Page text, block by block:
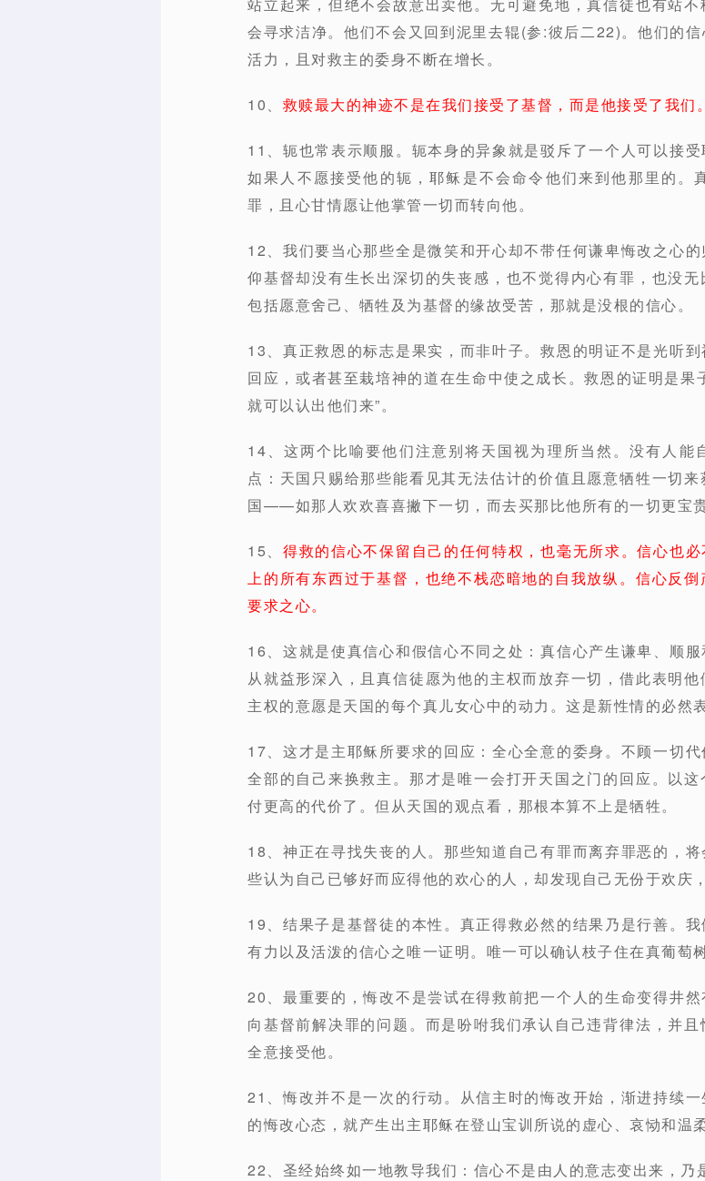
会寻求洁净。他们不会又回到泥里去辊(参:彼后二22)。他们的
活力，且对救主的委身不断在增长。
10、 救赎最大的神迹不是在我们接受了基督，而是他接受了我们。
11、轭也常表示顺服。轭本身的异象就是驳斥了一个人可以接受
如果人不愿接受他的轭，耶稣是不会命令他们来到他那里的。
罪，且心甘情愿让他掌管一切而转向他。
12、我们要当心那些全是微笑和开心却不带任何谦卑悔改之心
仰基督却没有生长出深切的失丧感，也不觉得内心有罪，也没
包括愿意舍己、牺牲及为基督的缘故受苦，那就是没根的信心。
13、真正救恩的标志是果实，而非叶子。救恩的明证不是光听
回应，或者甚至栽培神的道在生命中使之成长。救恩的证明是果
就可以认出他们来”。
14、这两个比喻要他们注意别将天国视为理所当然。没有人能
点：天国只赐给那些能看见其无法估计的价值且愿意牺牲一切
国——如那人欢欢喜喜撇下一切，而去买那比他所有的一切更宝贵
15、 得救的信心不保留自己的任何特权，也毫无所求。信心也
上的所有东西过于基督，也绝不栈恋暗地的自我放纵。信心反
要求之心。
16、这就是使真信心和假信心不同之处：真信心产生谦卑、顺
从就益形深入，且真信徒愿为他的主权而放弃一切，借此表明
主权的意愿是天国的每个真儿女心中的动力。这是新性情的必然表
17、这才是主耶稣所要求的回应：全心全意的委身。不顾一切
全部的自己来换救主。那才是唯一会打开天国之门的回应。以
付更高的代价了。但从天国的观点看，那根本算不上是牺牲。
18、神正在寻找失丧的人。那些知道自己有罪而离弃罪恶的，
些认为自己已够好而应得他的欢心的人，却发现自己无份于欢庆
19、结果子是基督徒的本性。真正得救必然的结果乃是行善。我
有力以及活泼的信心之唯一证明。唯一可以确认枝子住在真葡萄
20、最重要的，悔改不是尝试在得救前把一个人的生命变得井
向基督前解决罪的问题。而是吩咐我们承认自己违背律法，并
全意接受他。
21、悔改并不是一次的行动。从信主时的悔改开始，渐进持续
的悔改心态，就产生出主耶稣在登山宝训所说的虚心、哀恸和温
22、圣经始终如一地教导我们：信心不是由人的意志变出来，乃